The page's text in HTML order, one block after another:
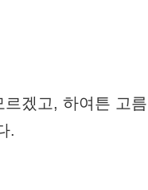
겠고, 하여튼 고
.